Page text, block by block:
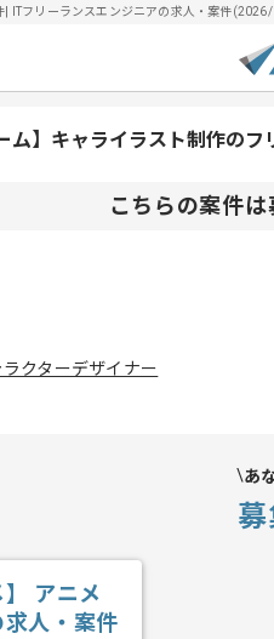
| ITフリーランスエンジニアの求人・案件
ム】キャライラスト制作の
こちらの案件
ラクターデザイナー
あ
】 アニメ
人・案件